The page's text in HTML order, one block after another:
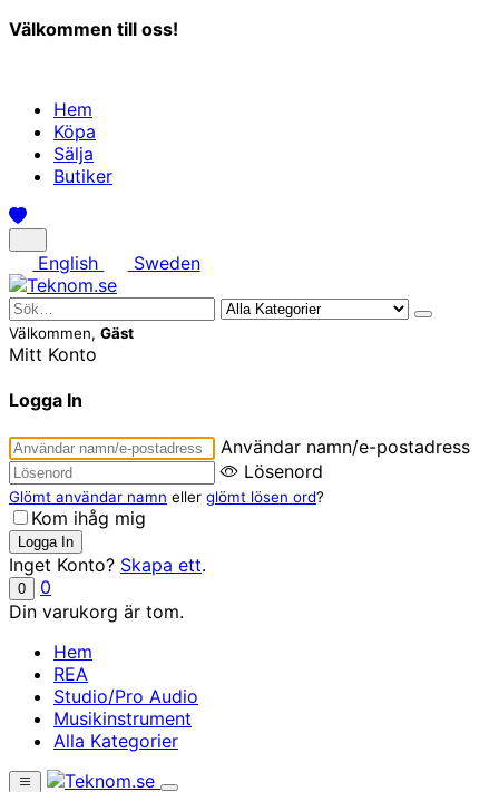
Välkommen till oss!
Hem
Köpa
Sälja
Butiker
English Sweden
Välkommen, Gäst
Mitt Konto
Logga In
Användar namn/e-postadress
Lösenord
Glömt användar namn eller glömt lösen ord?
Kom ihåg mig
Inget Konto? Skapa ett.
0
0
Din varukorg är tom.
Hem
REA
Studio/Pro Audio
Musikinstrument
Alla Kategorier